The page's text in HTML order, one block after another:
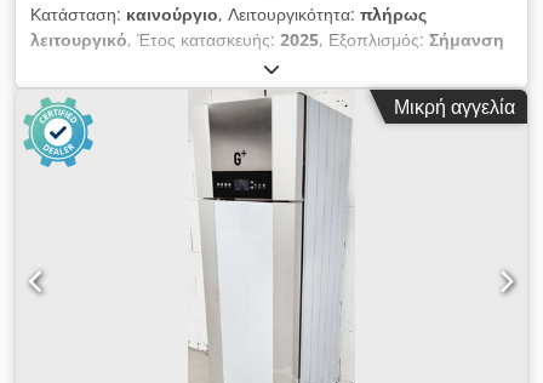
Κατάσταση: καινούργιο, Λειτουργικότητα: πλήρως
λειτουργικό, Έτος κατασκευής: 2025, Εξοπλισμός: Σήμανση
CE, αλλάκτης ακροφυσίων, διακόπτης έκτακτης ανάγκης,
εξαγωγή καπνών, εξαγωγή σκόνης, κεντρικό σύστημα
λίπανσης, μονάδα ψύξης, τεκμηρίωση / εγχειρίδιο,
φωτοηλεκτρικός φράκτης ασφαλείας
υψηλής αντοχής Djdpfx Ahjw A Iiljpjwa Διαχωρισμένο
σύστημα απορρόφησης καπνού Πλήρως αυτόματο σύστημα
έγχυσης βουτύρου Πλήρως αυτόματη κοπή, εξοικονόμηση
υλικού, υψηλή ταχύτητα Περιοχή κοπής: 4000 × 2000 mm
Διαδρομή άξονα X: 1520 mm Διαδρομή άξονα Y: 4020 mm
Διαδρομή άξονα Z: 80 mm Μέγιστη συνδυασμένη ταχύτητα
τοποθέτησης: 170 m/min Επιτάχυνση: 2,8 G Διαστάσεις
μηχανήματος (Μ×Π×Υ): 9500 × 2900 × 2380 mm Αποτύπωμα:
10500 × 3400 mm Καθαρό βάρος: 8500 kg
Μικρή αγγελία